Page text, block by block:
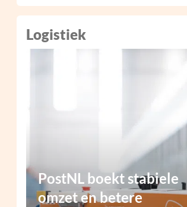
Logistiek
PostNL boekt stabiele
omzet en betere